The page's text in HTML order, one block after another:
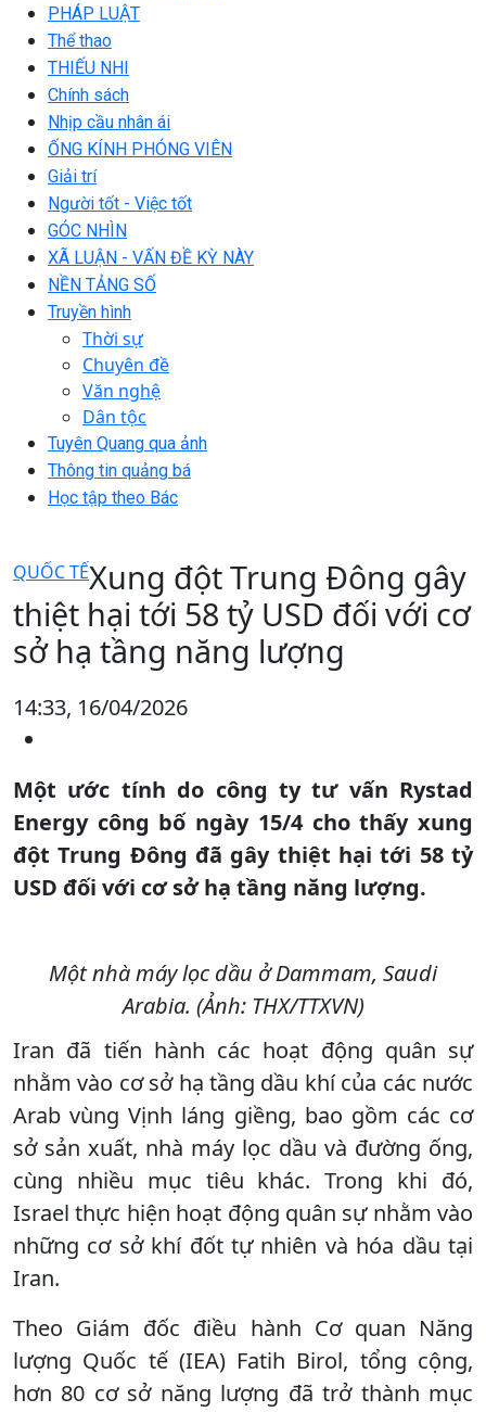
PHÁP LUẬT
Thể thao
THIẾU NHI
Chính sách
Nhịp cầu nhân ái
ỐNG KÍNH PHÓNG VIÊN
Giải trí
Người tốt - Việc tốt
GÓC NHÌN
XÃ LUẬN - VẤN ĐỀ KỲ NÀY
NỀN TẢNG SỐ
Truyền hình
Thời sự
Chuyên đề
Văn nghệ
Dân tộc
Tuyên Quang qua ảnh
Thông tin quảng bá
Học tập theo Bác
QUỐC TẾXung đột Trung Đông gây
thiệt hại tới 58 tỷ USD đối với cơ
sở hạ tầng năng lượng
14:33, 16/04/2026
Một ước tính do công ty tư vấn Rystad
Energy công bố ngày 15/4 cho thấy xung
đột Trung Đông đã gây thiệt hại tới 58 tỷ
USD đối với cơ sở hạ tầng năng lượng.
Một nhà máy lọc dầu ở Dammam, Saudi
Arabia. (Ảnh: THX/TTXVN)
Iran đã tiến hành các hoạt động quân sự
nhằm vào cơ sở hạ tầng dầu khí của các nước
Arab vùng Vịnh láng giềng, bao gồm các cơ
sở sản xuất, nhà máy lọc dầu và đường ống,
cùng nhiều mục tiêu khác. Trong khi đó,
Israel thực hiện hoạt động quân sự nhằm vào
những cơ sở khí đốt tự nhiên và hóa dầu tại
Iran.
Theo Giám đốc điều hành Cơ quan Năng
lượng Quốc tế (IEA) Fatih Birol, tổng cộng,
hơn 80 cơ sở năng lượng đã trở thành mục